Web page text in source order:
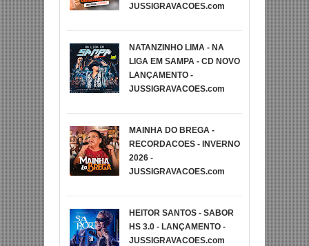
JUSSIGRAVACOES.com
NATANZINHO LIMA - NA
LIGA EM SAMPA - CD NOVO
LANÇAMENTO -
JUSSIGRAVACOES.com
MAINHA DO BREGA -
RECORDACOES - INVERNO
2026 -
JUSSIGRAVACOES.com
HEITOR SANTOS - SABOR
HS 3.0 - LANÇAMENTO -
JUSSIGRAVACOES.com